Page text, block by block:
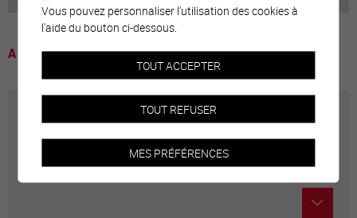
A voir
Annuaire communal
Adresses utiles en ville de Sierre
Vous pouvez personnaliser l'utilisation des cookies à
l'aide du bouton ci-dessous.
TOUT ACCEPTER
TOUT REFUSER
MES PRÉFÉRENCES